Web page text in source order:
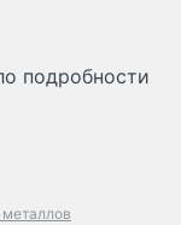
подробности
металлов